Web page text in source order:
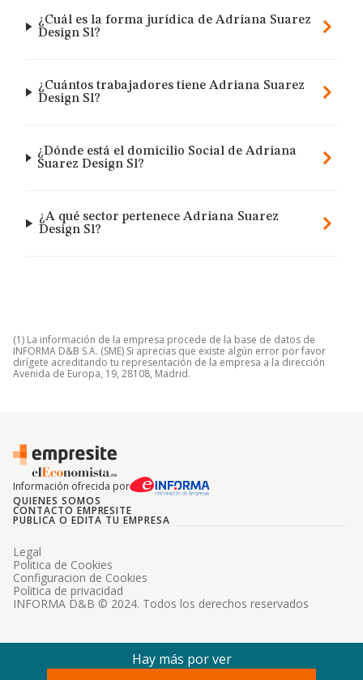
¿Cuál es la forma jurídica de Adriana Suarez
Design Sl?
¿Cuántos trabajadores tiene Adriana Suarez
Design Sl?
¿Dónde está el domicilio Social de Adriana
Suarez Design Sl?
¿A qué sector pertenece Adriana Suarez
Design Sl?
(1) La información de la empresa procede de la base de datos de
INFORMA D&B S.A. (SME) Si aprecias que existe algún error por favor
dirígete acreditando tu representación de la empresa a la dirección
Avenida de Europa, 19, 28108, Madrid.
Información ofrecida por
QUIENES SOMOS
CONTACTO EMPRESITE
PUBLICA O EDITA TU EMPRESA
INFORMA D&B © 2024. Todos los derechos reservados
Legal
Politica de Cookies
Configuracion de Cookies
Politica de privacidad
Hay más por ver